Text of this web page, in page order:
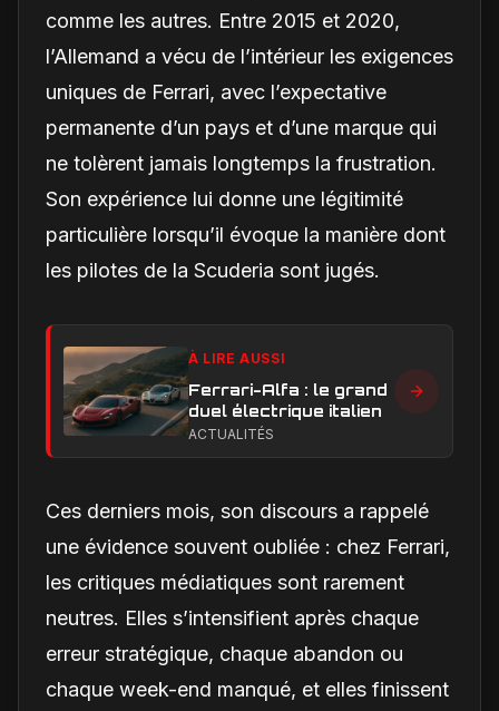
comme les autres. Entre 2015 et 2020,
l’Allemand a vécu de l’intérieur les exigences
uniques de Ferrari, avec l’expectative
permanente d’un pays et d’une marque qui
ne tolèrent jamais longtemps la frustration.
Son expérience lui donne une légitimité
particulière lorsqu’il évoque la manière dont
les pilotes de la Scuderia sont jugés.
À LIRE AUSSI
Ferrari-Alfa : le grand
duel électrique italien
ACTUALITÉS
Ces derniers mois, son discours a rappelé
une évidence souvent oubliée : chez Ferrari,
les critiques médiatiques sont rarement
neutres. Elles s’intensifient après chaque
erreur stratégique, chaque abandon ou
chaque week-end manqué, et elles finissent